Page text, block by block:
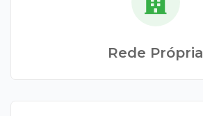
Rede Própria